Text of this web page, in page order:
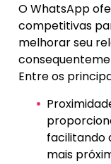
O WhatsApp
competitivas
melhorar seu
Entre os
facilitando
mais